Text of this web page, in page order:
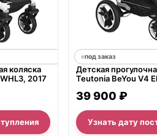
коляска
2017
под заказ
Детская
Teutonia BeYou V4
39 900 ₽
Узнать дату